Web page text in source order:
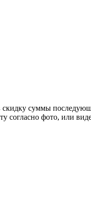
суммы
согласно фото, или